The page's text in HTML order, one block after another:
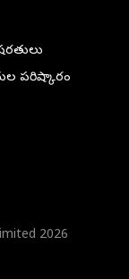
పరిష్కారం
2026